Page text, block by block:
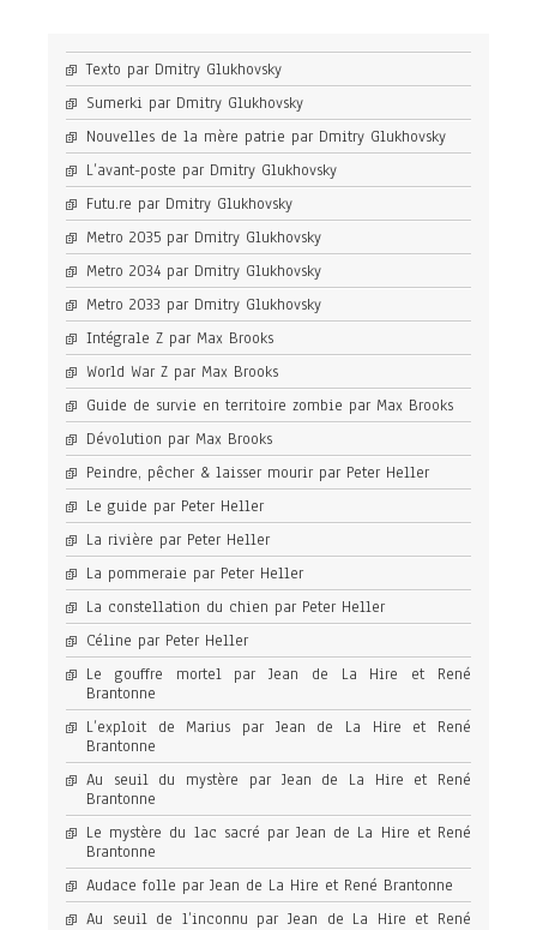
Texto par Dmitry Glukhovsky
Sumerki par Dmitry Glukhovsky
Nouvelles de la mère patrie par Dmitry Glukhovsky
L’avant-poste par Dmitry Glukhovsky
Futu.re par Dmitry Glukhovsky
Metro 2035 par Dmitry Glukhovsky
Metro 2034 par Dmitry Glukhovsky
Metro 2033 par Dmitry Glukhovsky
Intégrale Z par Max Brooks
World War Z par Max Brooks
Guide de survie en territoire zombie par Max Brooks
Dévolution par Max Brooks
Peindre, pêcher & laisser mourir par Peter Heller
Le guide par Peter Heller
La rivière par Peter Heller
La pommeraie par Peter Heller
La constellation du chien par Peter Heller
Céline par Peter Heller
Le gouffre mortel par Jean de La Hire et René
Brantonne
L’exploit de Marius par Jean de La Hire et René
Brantonne
Au seuil du mystère par Jean de La Hire et René
Brantonne
Le mystère du lac sacré par Jean de La Hire et René
Brantonne
Audace folle par Jean de La Hire et René Brantonne
Au seuil de l’inconnu par Jean de La Hire et René